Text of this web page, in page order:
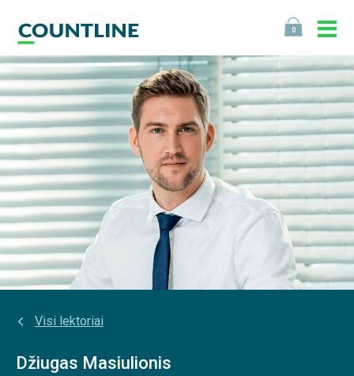
0
Visi lektoriai
Džiugas Masiulionis